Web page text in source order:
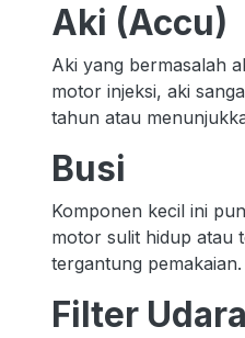
Aki (Accu)
Aki yang bermasalah
motor injeksi, aki
tahun atau
Busi
Komponen kecil ini
motor sulit hidup atau
tergantung pemakaian.
Filter Udara